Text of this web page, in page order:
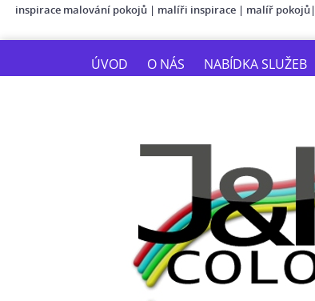
inspirace malování pokojů| malíři inspirace| malíř pokojů|
ÚVOD O NÁS NABÍDKA SLUŽEB